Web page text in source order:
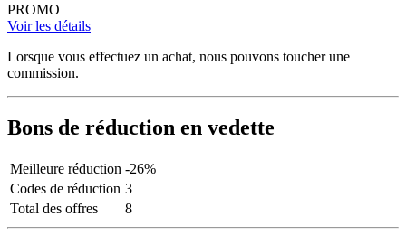
PROMO
Voir les détails
Lorsque vous effectuez un achat, nous pouvons toucher une
commission.
Bons de réduction en vedette
Meilleure réduction -26%
Codes de réduction 3
Total des offres
8